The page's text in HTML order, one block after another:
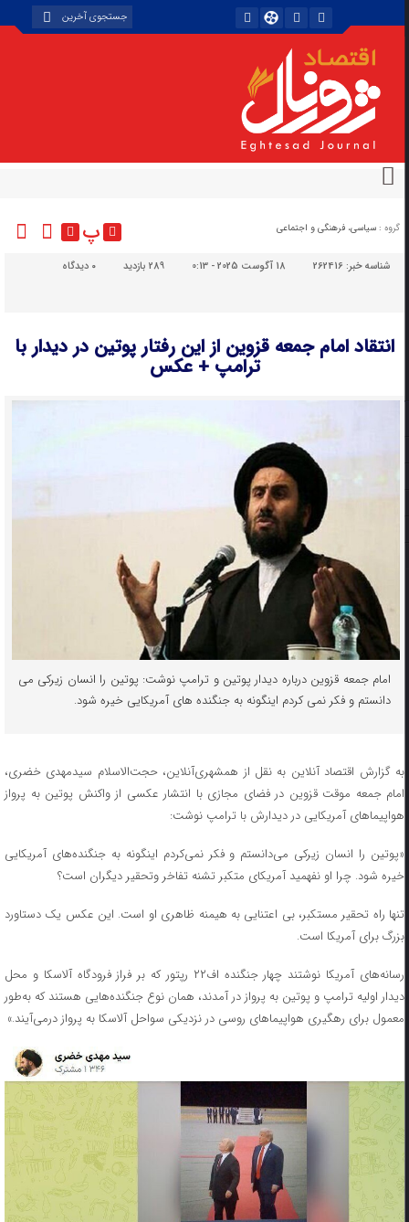
گروه : سیاسی، فرهنگی و اجتماعی پ
شناسه خبر:262416 18 آگوست 2025 - 0:13 289 بازدید دیدگاه
انتقاد امام جمعه قزوین از این رفتار پوتین در دیدار با
ترامپ + عکس
امام جمعه قزوین درباره دیدار پوتین و ترامپ نوشت: پوتین را انسان زیرکی می
دانستم و فکر نمی کردم اینگونه به جنگنده های آمریکایی خیره شود.
به گزارش اقتصاد آنلاین به نقل از همشهری‌آنلاین، حجت‌الاسلام سیدمهدی خضری،
امام جمعه موقت قزوین در فضای مجازی با انتشار عکسی از واکنش پوتین به پرواز
هواپیما‌های آمریکایی در دیدارش با ترامپ نوشت:
«پوتین را انسان زیرکی می‌دانستم و فکر نمی‌کردم اینگونه به جنگنده‌های آمریکایی
خیره شود. چرا او نفهمید آمریکای متکبر تشنه تفاخر وتحقیر دیگران است؟
تنها راه تحقیر مستکبر، بی اعتنایی به هیمنه ظاهری او است. این عکس یک دستاورد
بزرگ برای آمریکا است.
رسانه‌های آمریکا نوشتند چهار جنگنده اف‌۲۲ رپتور که بر فراز فرودگاه آلاسکا و محل
دیدار اولیه ترامپ و پوتین به پرواز در آمدند، همان نوع جنگنده‌هایی هستند که به‌طور
معمول برای رهگیری هواپیما‌های روسی در نزدیکی سواحل آلاسکا به پرواز درمی‌آیند.»